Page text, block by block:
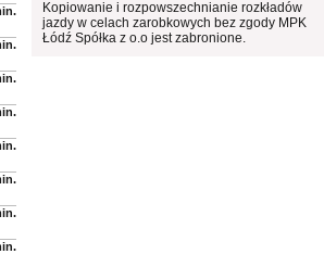
Kopiowanie i rozpowszechnianie rozkładów
jazdy w celach zarobkowych bez zgody MPK
Łódź Spółka z o.o jest zabronione.